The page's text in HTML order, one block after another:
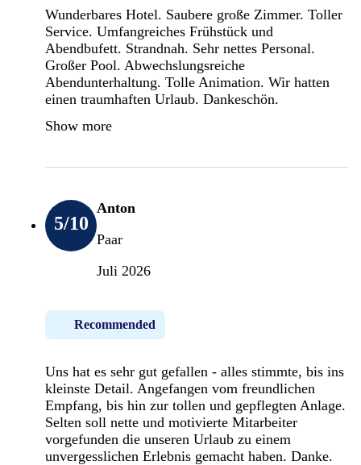
Wunderbares Hotel. Saubere große Zimmer. Toller
Service. Umfangreiches Frühstück und
Abendbufett. Strandnah. Sehr nettes Personal.
Großer Pool. Abwechslungsreiche
Abendunterhaltung. Tolle Animation. Wir hatten
einen traumhaften Urlaub. Dankeschön.
Show more
5/10
Anton
Paar
Juli 2026
Recommended
Uns hat es sehr gut gefallen - alles stimmte, bis ins
kleinste Detail. Angefangen vom freundlichen
Empfang, bis hin zur tollen und gepflegten Anlage.
Selten soll nette und motivierte Mitarbeiter
vorgefunden die unseren Urlaub zu einem
unvergesslichen Erlebnis gemacht haben. Danke.